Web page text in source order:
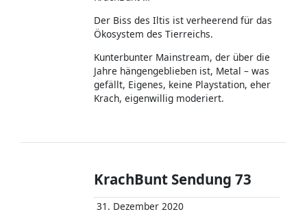
Der Biss des Iltis ist verheerend für das
Ökosystem des Tierreichs.
Kunterbunter Mainstream, der über die
Jahre hängengeblieben ist, Metal – was
gefällt, Eigenes, keine Playstation, eher
Krach, eigenwillig moderiert.
KrachBunt Sendung 73
31. Dezember 2020